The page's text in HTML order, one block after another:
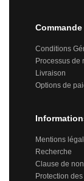
Commande
Conditions
Processus de
Livraison
Options de
Mentions
Recherche
Clause de
Protection